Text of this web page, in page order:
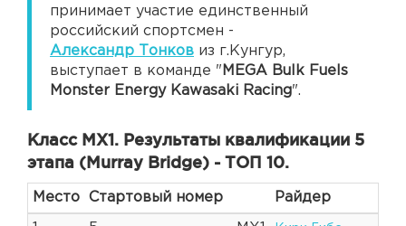
принимает участие единственный
российский спортсмен -
Александр Тонков из г.Кунгур,
выступает в команде " MEGA Bulk Fuels
Monster Energy Kawasaki Racing".
Класс MX1. Результаты квалификации 5
этапа (Murray Bridge) - ТОП 10.
Место Стартовый номер Райдер